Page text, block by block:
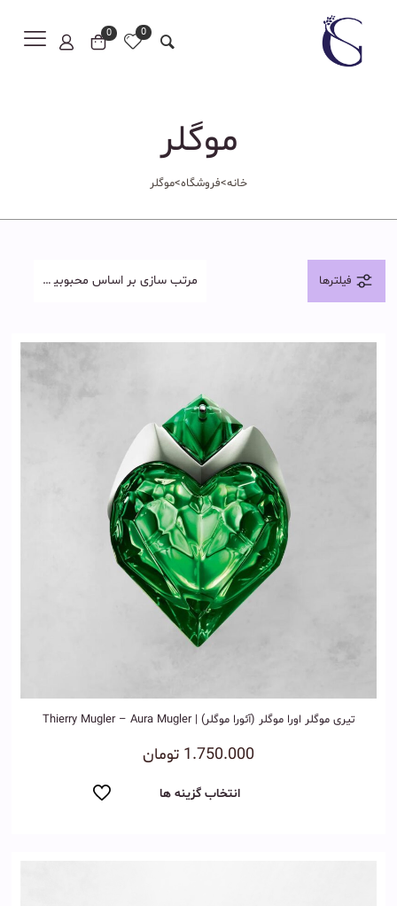
0
0
موگلر
خانه>فروشگاه>موگلر
فیلترها
تیری موگلر اورا موگلر (آئورا موگلر) | Thierry Mugler – Aura Mugler
1.750.000 تومان
انتخاب گزینه ها